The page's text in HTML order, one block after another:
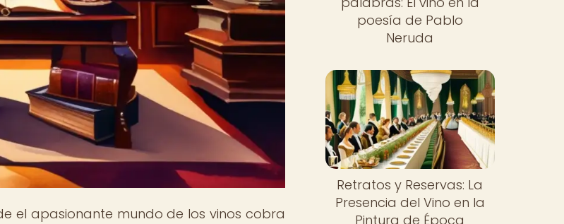
el apasionante mundo de los vinos cobra
poesía de Pablo
Neruda
Retratos y Reservas: La
Presencia del Vino en la
Pintura de Época